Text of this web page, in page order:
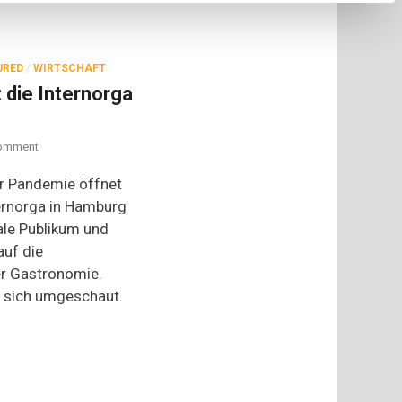
/ WIRTSCHAFT
die Internorga
on
in
Zukunft:
die
in
Hamburg
Pandemie öffnet
in Hamburg
Publikum und
die
Gastronomie.
umgeschaut.